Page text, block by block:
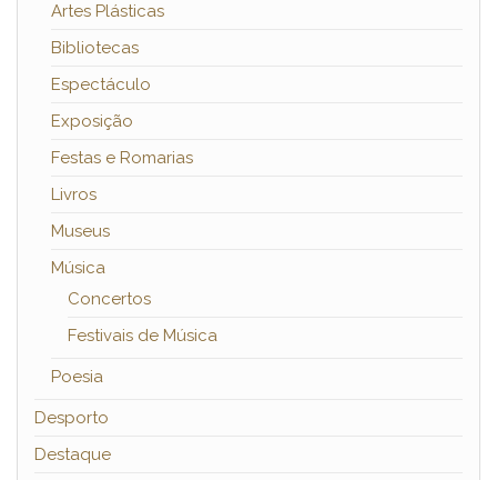
Artes Plásticas
Bibliotecas
Espectáculo
Exposição
Festas e Romarias
Livros
Museus
Música
Concertos
Festivais de Música
Poesia
Desporto
Destaque